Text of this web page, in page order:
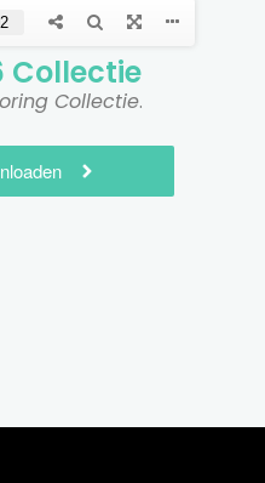
Collectie​
Collectie.